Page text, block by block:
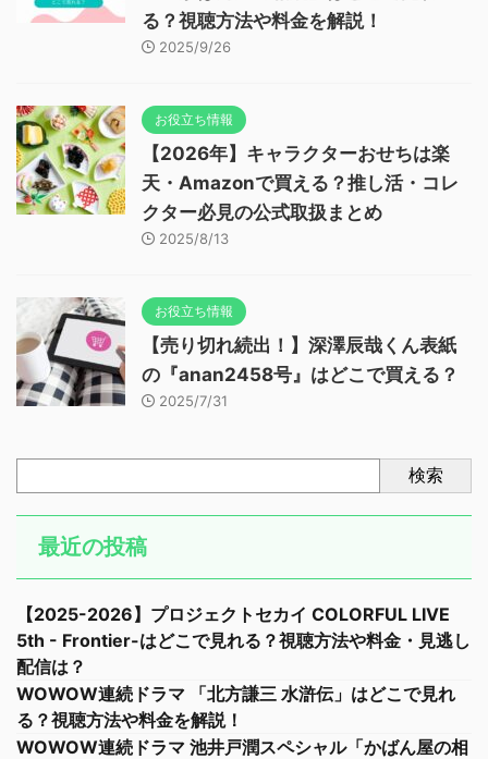
る？視聴方法や料金を解説！
2025/9/26
お役立ち情報
【2026年】キャラクターおせちは楽
天・Amazonで買える？推し活・コレ
クター必見の公式取扱まとめ
2025/8/13
お役立ち情報
【売り切れ続出！】深澤辰哉くん表紙
の『anan2458号』はどこで買える？
2025/7/31
検索
最近の投稿
【2025-2026】プロジェクトセカイ COLORFUL LIVE
5th - Frontier-はどこで見れる？視聴方法や料金・見逃し
配信は？
WOWOW連続ドラマ 「北方謙三 水滸伝」はどこで見れ
る？視聴方法や料金を解説！
WOWOW連続ドラマ 池井戸潤スペシャル「かばん屋の相